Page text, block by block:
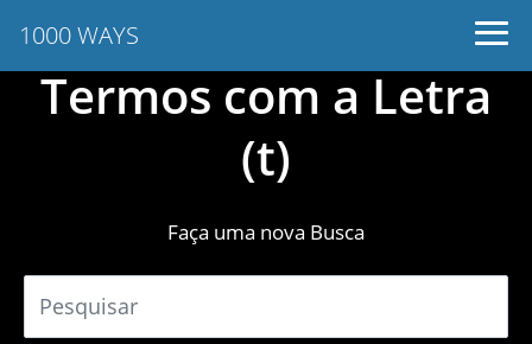
1000 WAYS
Termos com a Letra
(t)
Faça uma nova Busca